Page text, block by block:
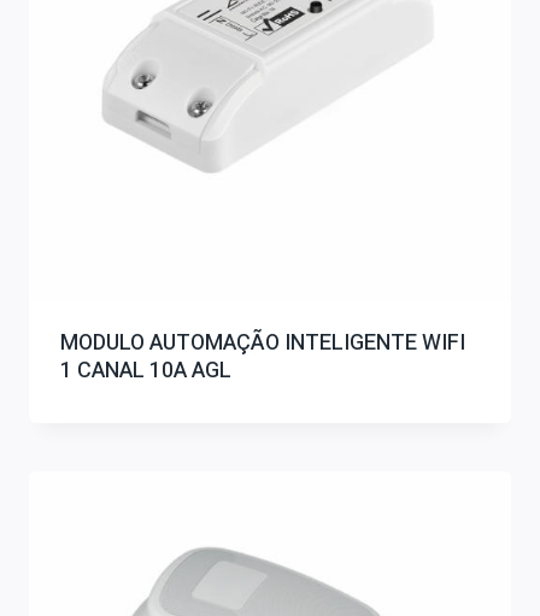
MODULO AUTOMAÇÃO INTELIGENTE WIFI
1 CANAL 10A AGL